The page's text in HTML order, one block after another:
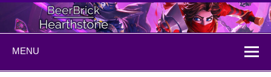
Skip
content
BeerBrick
Hearthstone
MENU